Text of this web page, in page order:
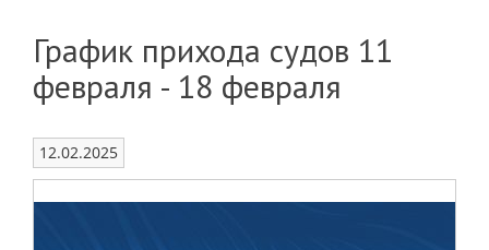
График прихода судов 11
февраля - 18 февраля
12.02.2025